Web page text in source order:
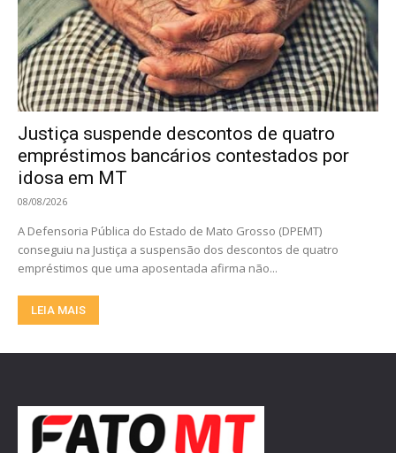
Justiça suspende descontos de quatro
empréstimos bancários contestados por
idosa em MT
08/08/2026
A Defensoria Pública do Estado de Mato Grosso (DPEMT)
conseguiu na Justiça a suspensão dos descontos de quatro
empréstimos que uma aposentada afirma não...
LEIA MAIS